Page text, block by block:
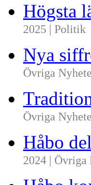
Högsta
2025 | Politik
Nya
Övriga
Övriga
Håbo
2024 |